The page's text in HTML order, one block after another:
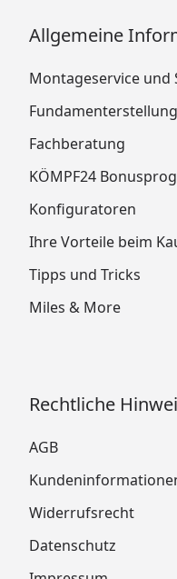
Allgemeine
Montageservice und
Fundamenterstellung
Fachberatung
KÖMPF24
Konfiguratoren
Ihre Vorteile beim
Tipps und Tricks
Miles & More
Rechtliche
AGB
Widerrufsrecht
Datenschutz